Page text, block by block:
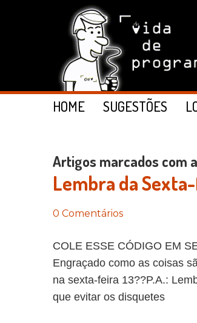
HOME SUGESTÕES
Artigos marcados com
Lembra da
0 Comentários
COLE ESSE CÓDIGO EM
Engraçado como as coisas
na sexta-feira 13??P.A.:
que evitar os disquetes